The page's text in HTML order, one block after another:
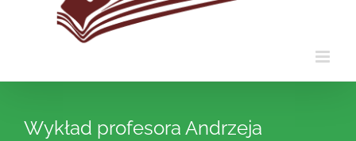
Wykład profesora Andrzeja